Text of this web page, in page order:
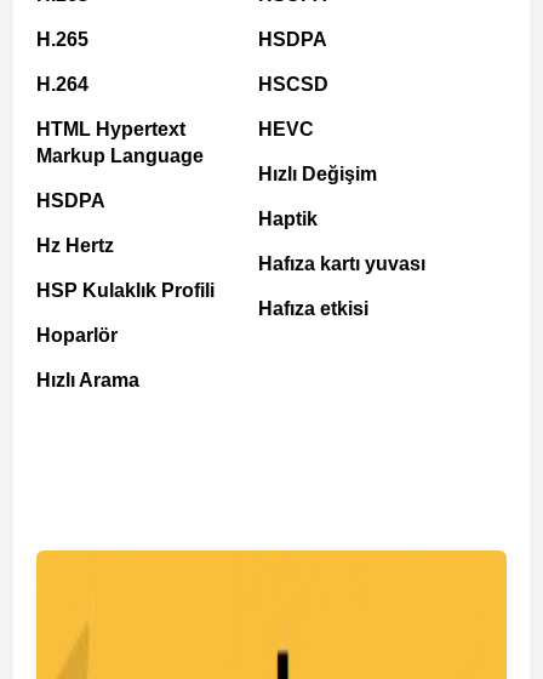
H.265
H.264
HTML Hypertext
Markup Language
HSDPA
Hz Hertz
HSP Kulaklık Profili
Hoparlör
Hızlı Arama
HSDPA
HSCSD
HEVC
Hızlı Değişim
Haptik
Hafıza kartı yuvası
Hafıza etkisi